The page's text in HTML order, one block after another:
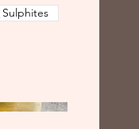
Sulphites